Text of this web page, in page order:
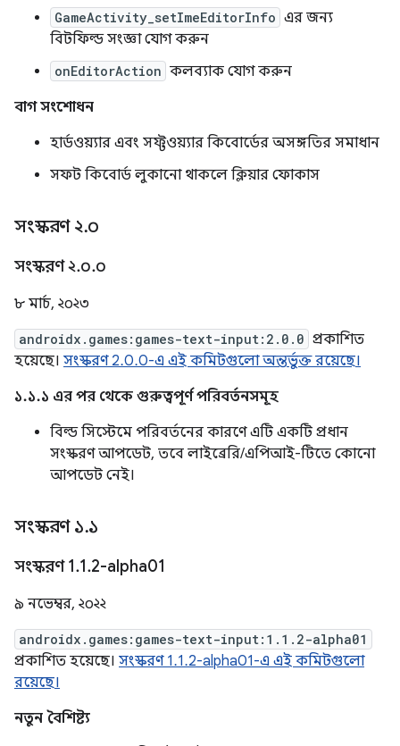
GameActivity_setImeEditorInfo এর জন্য
বিটফিল্ড সংজ্ঞা যোগ করুন
onEditorAction কলব্যাক যোগ করুন
বাগ সংশোধন
হার্ডওয়্যার এবং সফ্টওয়্যার কিবোর্ডের অসঙ্গতির সমাধান
সফট কিবোর্ড লুকানো থাকলে ক্লিয়ার ফোকাস
সংস্করণ ২.০
সংস্করণ ২.০.০
৮ মার্চ, ২০২৩
androidx.games:games-text-input:2.0.0 প্রকাশিত
হয়েছে। সংস্করণ 2.0.0-এ এই কমিটগুলো অন্তর্ভুক্ত রয়েছে।
১.১.১ এর পর থেকে গুরুত্বপূর্ণ পরিবর্তনসমূহ
বিল্ড সিস্টেমে পরিবর্তনের কারণে এটি একটি প্রধান
সংস্করণ আপডেট, তবে লাইব্রেরি/এপিআই-টিতে কোনো
আপডেট নেই।
সংস্করণ ১.১
সংস্করণ 1.1.2-alpha01
৯ নভেম্বর, ২০২২
androidx.games:games-text-input:1.1.2-alpha01
প্রকাশিত হয়েছে। সংস্করণ 1.1.2-alpha01-এ এই কমিটগুলো
রয়েছে।
নতুন বৈশিষ্ট্য